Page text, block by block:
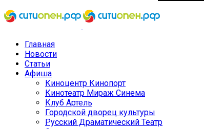
Главная
Новости
Статьи
Афиша
Киноцентр Кинопорт
Кинотеатр Мираж Синема
Клуб Артель
Городской дворец культуры
Русский Драматический Театр